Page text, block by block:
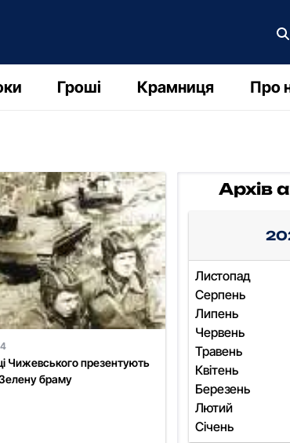
Гроші Крамниця Про
Чижевського презентують
браму
Архів
Листопад
Серпень
Липень
Червень
Травень
Квітень
Березень
Лютий
Січень